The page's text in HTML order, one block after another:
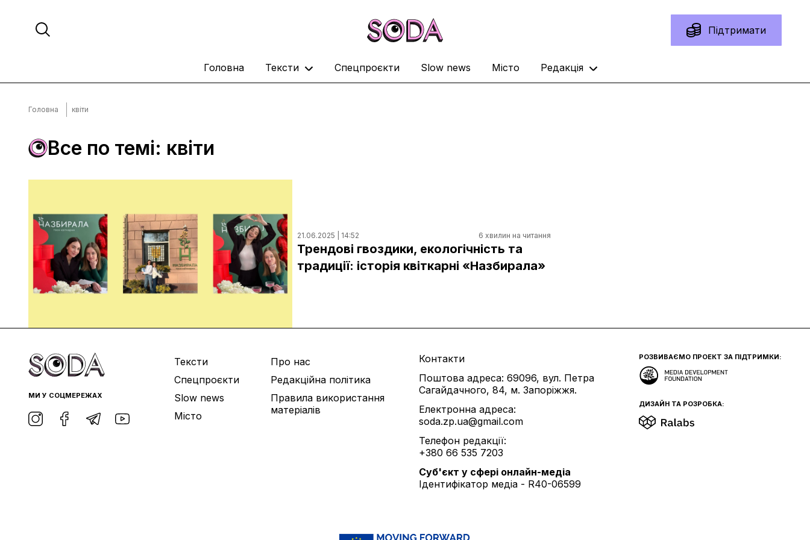
Підтримати
Головна Тексти Спецпроєкти Slow news Місто Редакція
Головна квіти
Все по темі: квіти
21.06.2025 | 14:52 6 хвилин на читання
Трендові гвоздики, екологічність та
традиції: історія квіткарні «Назбирала»
МИ У СОЦМЕРЕЖАХ
Тексти
Спецпроєкти
Slow news
Місто
Про нас
Редакційна політика
Правила використання
матеріалів
Контакти
Поштова адреса: 69096, вул. Петра
Сагайдачного, 84, м. Запоріжжя.
Електронна адреса:
soda.zp.ua@gmail.com
Телефон редакції:
+380 66 535 7203
Cуб'єкт у сфері онлайн-медіа
Ідентифікатор медіа - R40-06599
РОЗВИВАЄМО ПРОЕКТ ЗА ПІДТРИМКИ:
ДИЗАЙН ТА РОЗРОБКА: